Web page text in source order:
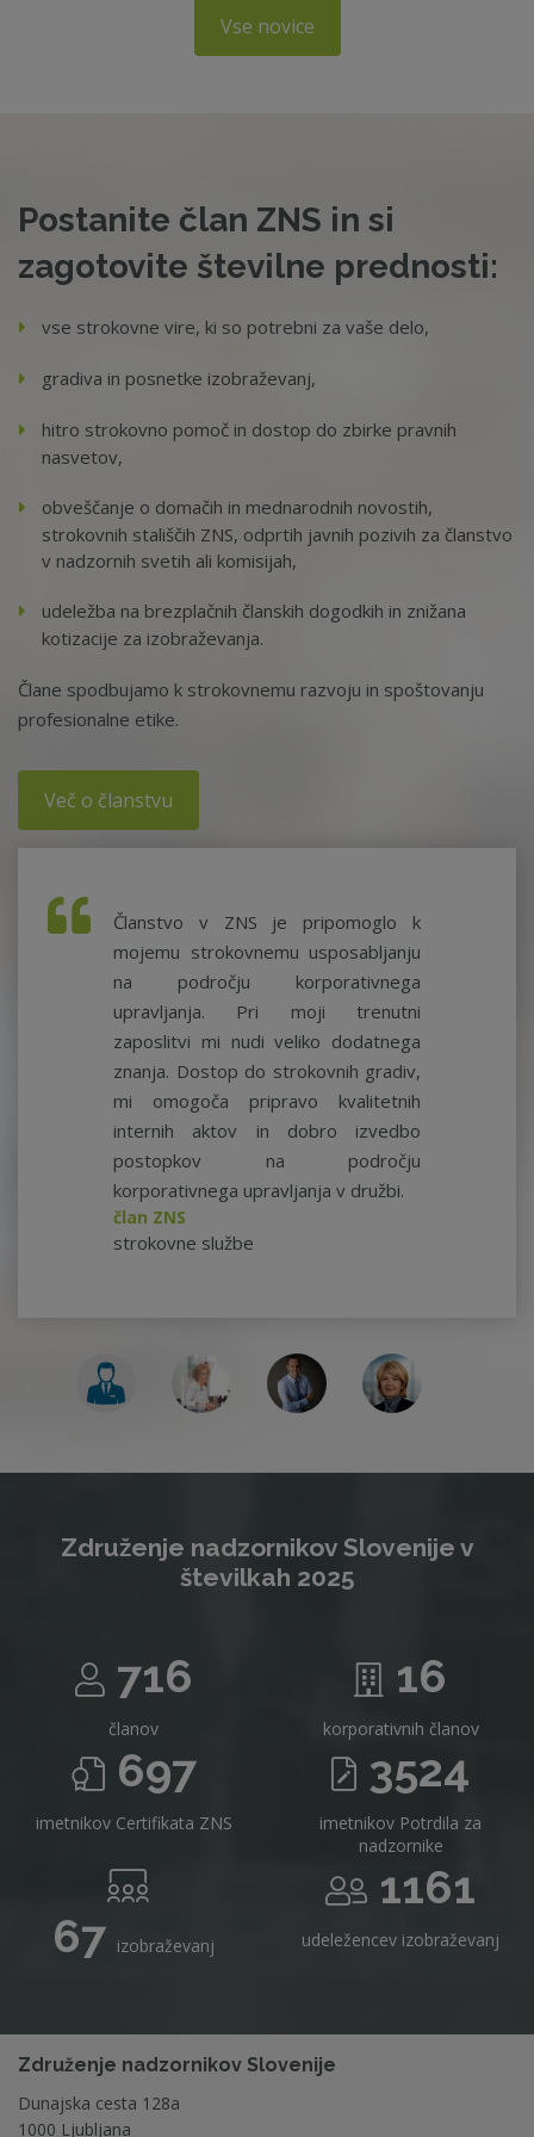
Vse novice
Postanite član ZNS in si
zagotovite številne prednosti:
vse strokovne vire, ki so potrebni za vaše delo,
gradiva in posnetke izobraževanj,
hitro strokovno pomoč in dostop do zbirke pravnih
nasvetov,
obveščanje o domačih in mednarodnih novostih,
strokovnih stališčih ZNS, odprtih javnih pozivih za članstvo
v nadzornih svetih ali komisijah,
udeležba na brezplačnih članskih dogodkih in znižana
kotizacije za izobraževanja.
Člane spodbujamo k strokovnemu razvoju in spoštovanju
profesionalne etike.
Več o članstvu
Članstvo v ZNS je pripomoglo k
mojemu strokovnemu usposabljanju
na področju korporativnega
upravljanja. Pri moji trenutni
zaposlitvi mi nudi veliko dodatnega
znanja. Dostop do strokovnih gradiv,
mi omogoča pripravo kvalitetnih
internih aktov in dobro izvedbo
postopkov na področju
korporativnega upravljanja v družbi.
član ZNS
strokovne službe
Združenje nadzornikov Slovenije v
številkah 2025
716
članov
16
korporativnih članov
697
imetnikov Certifikata ZNS
3524
imetnikov Potrdila za
nadzornike
67 izobraževanj
1161
udeležencev izobraževanj
Združenje nadzornikov Slovenije
Dunajska cesta 128a
1000 Ljubljana